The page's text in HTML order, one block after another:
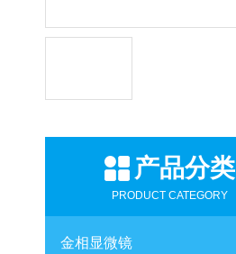
产品分类
PRODUCT CATEGORY
金相显微镜